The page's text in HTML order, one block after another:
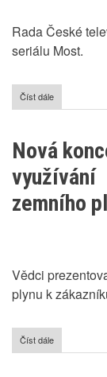
Rada České
seriálu Most.
Číst dále
Rada
se
zabývat
Most!
Nová
využívání
zemního
Vědci
plynu k
Číst dále
Nová